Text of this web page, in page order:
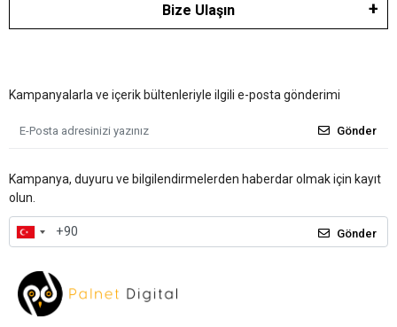
Bize Ulaşın
Kampanyalarla ve içerik bültenleriyle ilgili e-posta gönderimi
Gönder
Kampanya, duyuru ve bilgilendirmelerden haberdar olmak için kayıt
olun.
Gönder